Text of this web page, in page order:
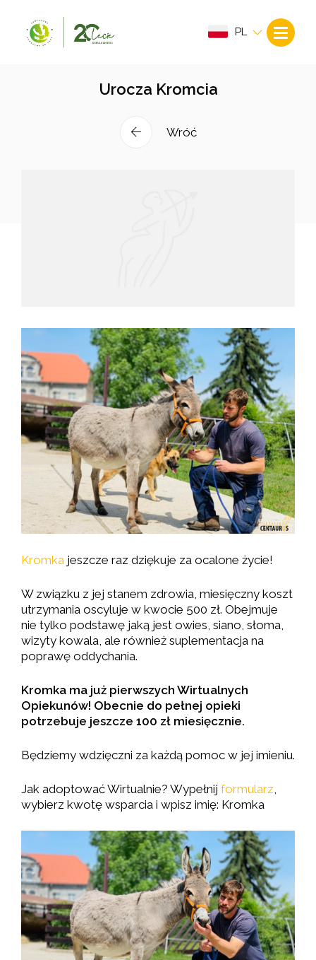
PL
Urocza Kromcia
Wróć
Kromka jeszcze raz dziękuje za ocalone życie!
W związku z jej stanem zdrowia, miesięczny koszt
utrzymania oscyluje w kwocie 500 zł. Obejmuje
nie tylko podstawę jaką jest owies, siano, słoma,
wizyty kowala, ale również suplementacja na
poprawę oddychania.
Kromka ma już pierwszych Wirtualnych
Opiekunów! Obecnie do pełnej opieki
potrzebuje jeszcze 100 zł miesięcznie.
Będziemy wdzięczni za każdą pomoc w jej imieniu.
Jak adoptować Wirtualnie? Wypełnij formularz,
wybierz kwotę wsparcia i wpisz imię: Kromka